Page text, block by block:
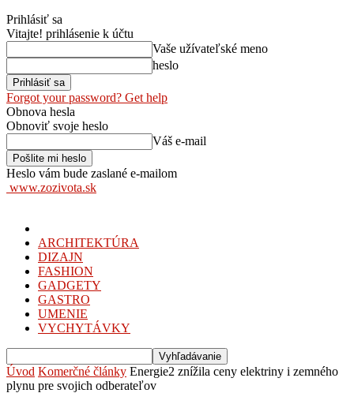
Prihlásiť sa
Vitajte! prihlásenie k účtu
Vaše užívateľské meno
heslo
Forgot your password? Get help
Obnova hesla
Obnoviť svoje heslo
Váš e-mail
Heslo vám bude zaslané e-mailom
www.zozivota.sk
ARCHITEKTÚRA
DIZAJN
FASHION
GADGETY
GASTRO
UMENIE
VYCHYTÁVKY
Úvod Komerčné články Energie2 znížila ceny elektriny i zemného
plynu pre svojich odberateľov